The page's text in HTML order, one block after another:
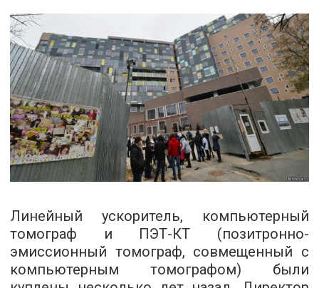
Линейный ускоритель, компьютерный
томограф и ПЭТ-КТ (позитронно-
эмиссионный томограф, совмещенный с
компьютерным томографом) были